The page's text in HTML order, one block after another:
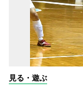
見る・遊ぶ